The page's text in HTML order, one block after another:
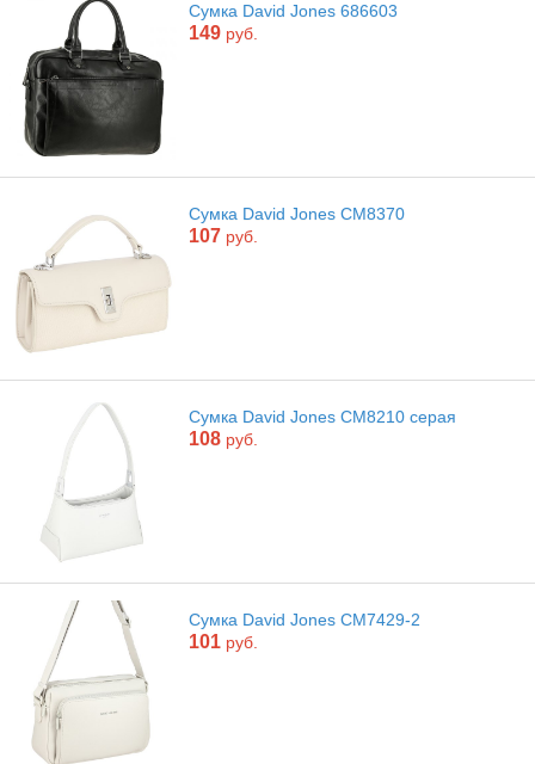
Сумка David Jones 686603
149 руб.
Сумка David Jones CM8370
107 руб.
Сумка David Jones CM8210 серая
108 руб.
Сумка David Jones CM7429-2
101 руб.